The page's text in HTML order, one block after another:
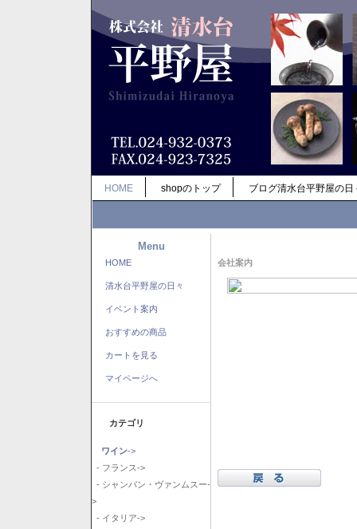
HOME shopのトップ ブログ清水台平野屋の日
Menu
HOME
清水台平野屋の日々
イベント案内
おすすめの商品
カートを見る
マイページへ
カテゴリ
ワイン->
- フランス->
- シャンパン・ヴァンムスー-
>
- イタリア->
会社案内